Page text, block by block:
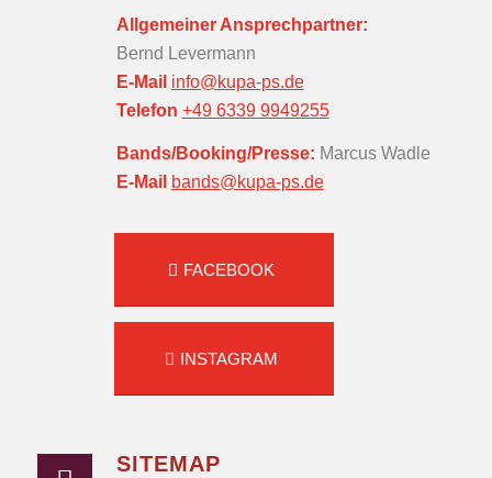
Allgemeiner Ansprechpartner:
Bernd Levermann
E-Mail info@kupa-ps.de
Telefon +49 6339 9949255‬
Bands/Booking/Presse: Marcus Wadle
E-Mail bands@kupa-ps.de
FACEBOOK
INSTAGRAM
SITEMAP